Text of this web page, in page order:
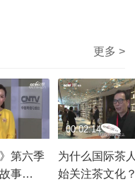
更多 >
第六季
事
为什么国际茶
始关注茶文化
00:02:14